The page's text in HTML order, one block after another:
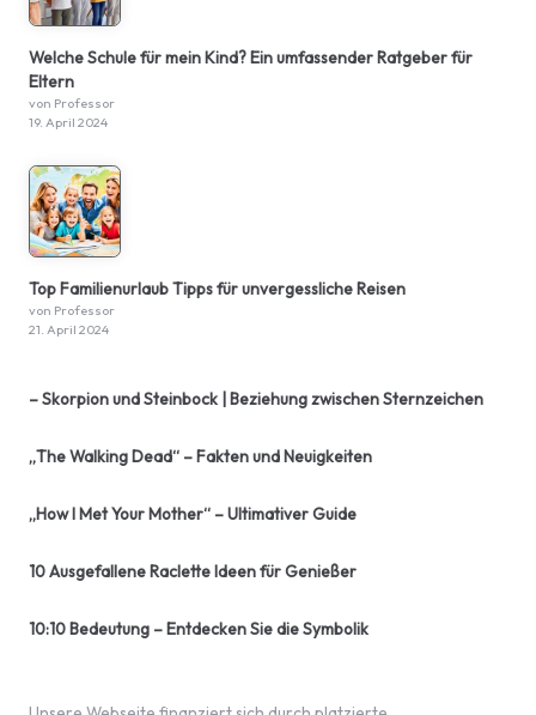
Welche Schule für mein Kind? Ein umfassender Ratgeber für
Eltern
von Professor
19. April 2024
Top Familienurlaub Tipps für unvergessliche Reisen
von Professor
21. April 2024
– Skorpion und Steinbock | Beziehung zwischen Sternzeichen
„The Walking Dead“ – Fakten und Neuigkeiten
„How I Met Your Mother“ – Ultimativer Guide
10 Ausgefallene Raclette Ideen für Genießer
10:10 Bedeutung – Entdecken Sie die Symbolik